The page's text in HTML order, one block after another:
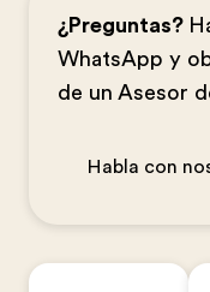
¿Preguntas?
WhatsApp y
de un Asesor
Habla con